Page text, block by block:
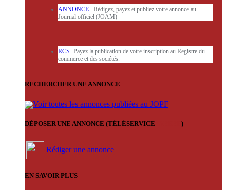
ANNONCE - Rédigez, payez et publiez votre annonce au
Journal officiel (JOAM)
RCS- Payez la publication de votre inscription au Registre du
commerce et des sociétés.
RECHERCHER UNE ANNONCE
Voir toutes les annonces publiées au JOPF
DÉPOSER UNE ANNONCE (TÉLÉSERVICE )
Rédiger une annonce
EN SAVOIR PLUS